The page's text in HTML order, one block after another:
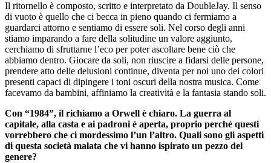
Il ritornello è composto, scritto e interpretato da DoubleJay. Il senso
di vuoto è quello che ci becca in pieno quando ci fermiamo a
guardarci attorno e sentiamo di essere soli. Nel corso degli anni
stiamo imparando a fare della solitudine un valore aggiunto,
cerchiamo di sfruttarne l’eco per poter ascoltare bene ciò che
abbiamo dentro. Giocare da soli, non riuscire a fidarsi delle persone,
prendere atto delle delusioni continue, diventa per noi uno dei colori
presenti capaci di dipingere i toni oscuri della nostra musica. Come
facevamo da bambini, affiniamo la creatività e la fantasia stando soli.
Con “1984”, il richiamo a Orwell è chiaro. La guerra al
capitale, alla casta e ai padroni è aperta, proprio perché questi
vorrebbero che ci mordessimo l’un l’altro. Quali sono gli aspetti
di questa società malata che vi hanno ispirato un pezzo del
genere?